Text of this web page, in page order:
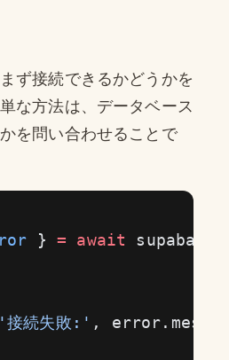
ず接続できるかどうかを
な方法は、データベース
を問い合わせることで
} = await supabase.
'接続失敗:' ,